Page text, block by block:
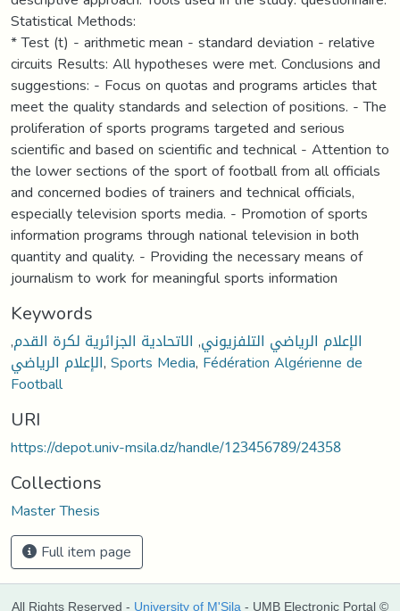
Statistical Methods:
* Test (t) - arithmetic mean - standard deviation - relative
circuits Results: All hypotheses were met. Conclusions and
suggestions: - Focus on quotas and programs articles that
meet the quality standards and selection of positions. - The
proliferation of sports programs targeted and serious
scientific and based on scientific and technical - Attention to
the lower sections of the sport of football from all officials
and concerned bodies of trainers and technical officials,
especially television sports media. - Promotion of sports
information programs through national television in both
quantity and quality. - Providing the necessary means of
journalism to work for meaningful sports information
Keywords
الإعلام الرياضي التلفزيوني, الاتحادية الجزائرية لكرة القدم,
الإعلام الرياضي,Sports Media, Fédération Algérienne de
Football
URI
https://depot.univ-msila.dz/handle/123456789/24358
Collections
Master Thesis
Full item page
All Rights Reserved - University of M'Sila - UMB Electronic Portal ©